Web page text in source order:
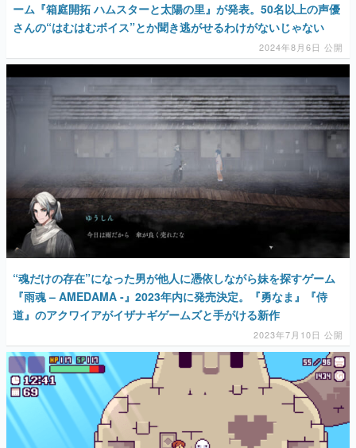
ーム『箱庭開拓 ハムスターと太陽の里』が発表。50名以上の声優
さんの“はむはむボイス”とか聞き逃がせるわけがないじゃない
2024年8月6日 公開
“魂だけの存在”になった男が他人に憑依しながら妹を探すゲーム
『雨魂 – AMEDAMA -』2023年内に発売決定。『勇なま』『侍
道』のアクワイアがイザナギゲームズと手がける新作
2023年7月10日 公開